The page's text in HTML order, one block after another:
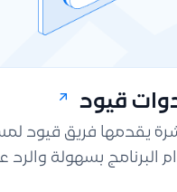
قيود
يقدمها فريق قيود
البرنامج بسهولة والرد